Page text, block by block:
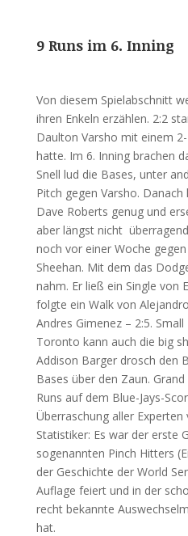
9 Runs im 6. Inning
Von diesem Spielabschnitt
ihren Enkeln erzählen. 2:2
Daulton Varsho mit einem
hatte. Im 6. Inning brachen
Snell lud die Bases, unter
Pitch gegen Varsho.
Dave Roberts genug und
aber längst nicht
noch vor einer Woche
Sheehan. Mit dem das
nahm. Er ließ ein Single von
folgte ein Walk von
Andres Gimenez – 2:5.
Toronto kann auch die big
Addison Barger drosch den
Bases über den Zaun.
Runs auf dem Blue-Jays-
Überraschung aller
Statistiker: Es war der erste
sogenannten Pinch Hitters
der Geschichte der World
Auflage feiert und in der
recht bekannte
hat.